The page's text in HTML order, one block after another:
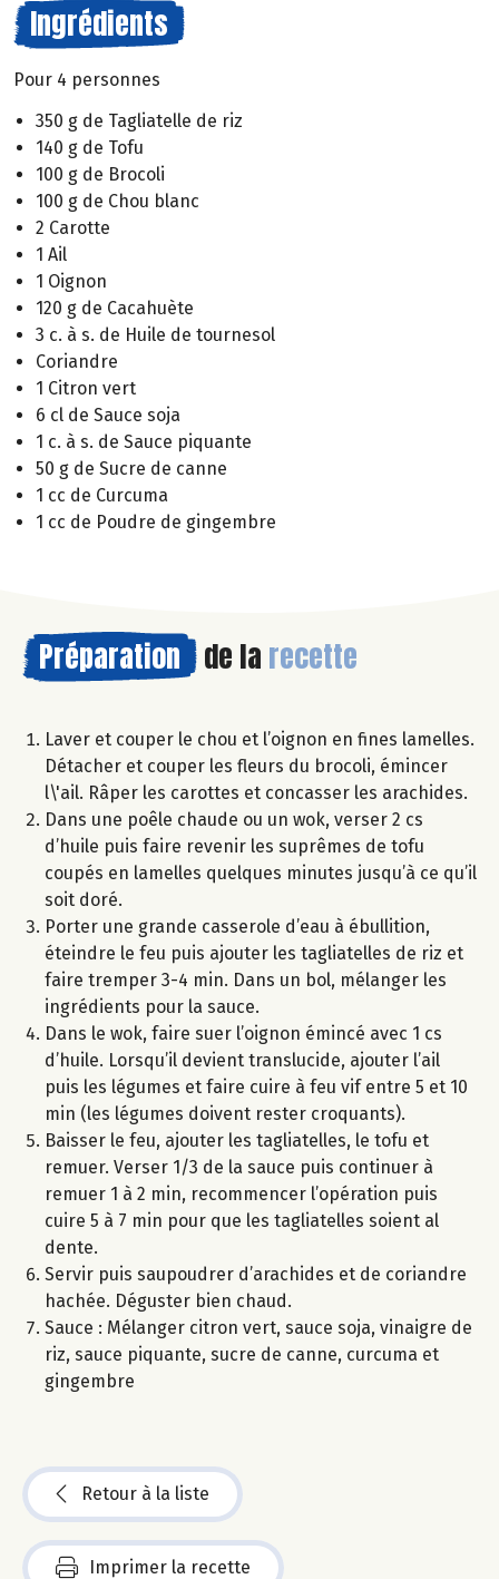
Ingrédients
Pour 4 personnes
350 g de Tagliatelle de riz
140 g de Tofu
100 g de Brocoli
100 g de Chou blanc
2 Carotte
1 Ail
1 Oignon
120 g de Cacahuète
3 c. à s. de Huile de tournesol
Coriandre
1 Citron vert
6 cl de Sauce soja
1 c. à s. de Sauce piquante
50 g de Sucre de canne
1 cc de Curcuma
1 cc de Poudre de gingembre
Préparation de la recette
Laver et couper le chou et l’oignon en fines lamelles.
Détacher et couper les fleurs du brocoli, émincer
l\'ail. Râper les carottes et concasser les arachides.
Dans une poêle chaude ou un wok, verser 2 cs
d’huile puis faire revenir les suprêmes de tofu
coupés en lamelles quelques minutes jusqu’à ce qu’il
soit doré.
Porter une grande casserole d’eau à ébullition,
éteindre le feu puis ajouter les tagliatelles de riz et
faire tremper 3-4 min. Dans un bol, mélanger les
ingrédients pour la sauce.
Dans le wok, faire suer l’oignon émincé avec 1 cs
d’huile. Lorsqu’il devient translucide, ajouter l’ail
puis les légumes et faire cuire à feu vif entre 5 et 10
min (les légumes doivent rester croquants).
Baisser le feu, ajouter les tagliatelles, le tofu et
remuer. Verser 1/3 de la sauce puis continuer à
remuer 1 à 2 min, recommencer l’opération puis
cuire 5 à 7 min pour que les tagliatelles soient al
dente.
Servir puis saupoudrer d’arachides et de coriandre
hachée. Déguster bien chaud.
Sauce : Mélanger citron vert, sauce soja, vinaigre de
riz, sauce piquante, sucre de canne, curcuma et
gingembre
Retour à la liste
Imprimer la recette